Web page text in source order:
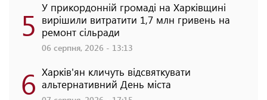
5 У прикордонній громаді на Харківщині
вирішили витратити 1,7 млн гривень на
ремонт сільради
06 серпня, 2026 - 13:13
6 Харків'ян кличуть відсвяткувати
альтернативний День міста